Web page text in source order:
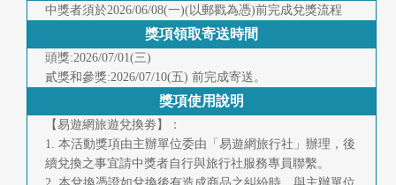
中獎者須於2026/06/08(一)(以郵戳為憑)前完成兌獎流程
獎項領取寄送時間
頭獎:2026/07/01(三)
貳獎和參獎:2026/07/10(五) 前完成寄送。
獎項使用說明
【易遊網旅遊兌換劵】：
1. 本活動獎項由主辦單位委由「易遊網旅行社」辦理，後
續兌換之事宜請中獎者自行與旅行社服務專員聯繫。